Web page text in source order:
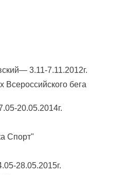
3.11-7.11.2012г.
бега
20.05.2014г.
Спорт"
28.05.2015г.